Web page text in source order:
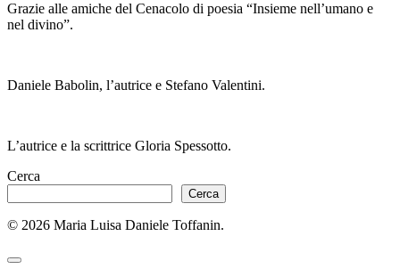
Grazie alle amiche del Cenacolo di poesia “Insieme nell’umano e
nel divino”.
Daniele Babolin, l’autrice e Stefano Valentini.
L’autrice e la scrittrice Gloria Spessotto.
Cerca
Cerca
© 2026 Maria Luisa Daniele Toffanin.